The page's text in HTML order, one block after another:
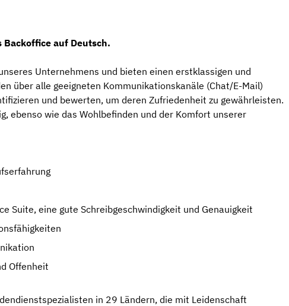
Backoffice auf Deutsch.
Unternehmens und bieten einen erstklassigen und
über alle geeigneten Kommunikationskanäle (Chat/E-Mail)
und bewerten, um deren Zufriedenheit zu gewährleisten.
ebenso wie das Wohlbefinden und der Komfort unserer
Suite, eine gute Schreibgeschwindigkeit und Genauigkeit
Offenheit
in 29 Ländern, die mit Leidenschaft